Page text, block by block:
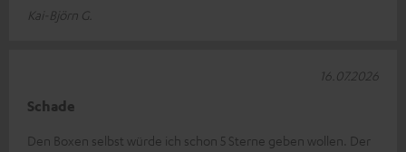
Kai-Björn G.
Schade
Den Boxen selbst würde ich schon 5 Sterne geben wollen. Der
16.07.2026